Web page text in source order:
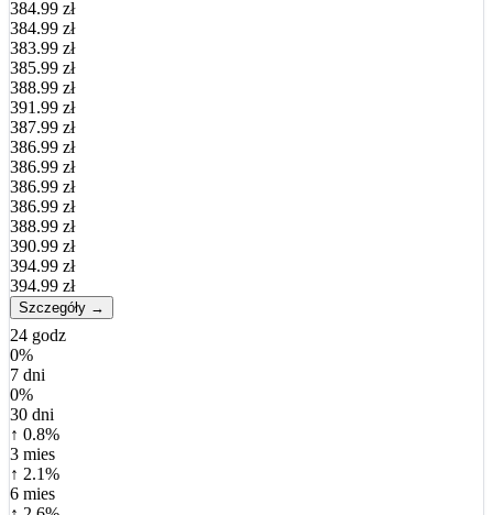
384.99 zł
384.99 zł
383.99 zł
385.99 zł
388.99 zł
391.99 zł
387.99 zł
386.99 zł
386.99 zł
386.99 zł
386.99 zł
388.99 zł
390.99 zł
394.99 zł
394.99 zł
Szczegóły →
24 godz
0%
7 dni
0%
30 dni
↑ 0.8%
3 mies
↑ 2.1%
6 mies